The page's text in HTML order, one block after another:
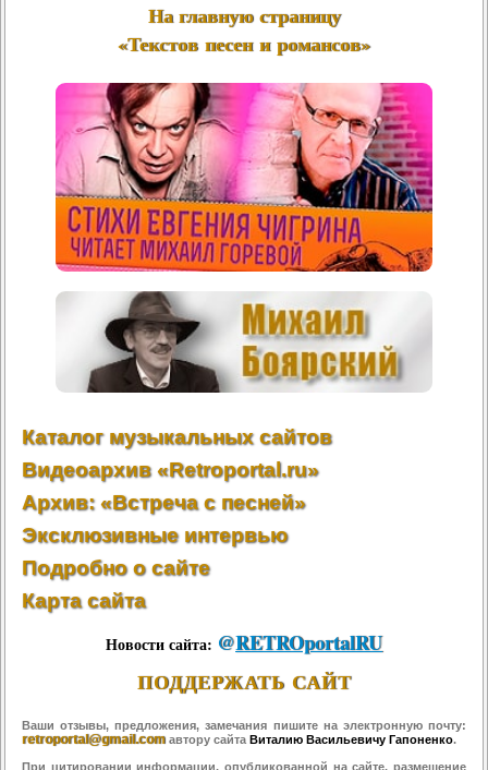
На главную страницу
«Текстов песен и романсов»
Каталог музыкальных сайтов
Видеоархив «Retroportal.ru»
Архив: «Встреча с песней»
Эксклюзивные интервью
Подробно о сайте
Карта сайта
Новости сайта: @RETROportalRU
ПОДДЕРЖАТЬ САЙТ
Ваши отзывы, предложения, замечания пишите на электронную почту:
retroportal@gmail.com автору сайта Виталию Васильевичу Гапоненко.
При цитировании информации, опубликованной на сайте, размещение